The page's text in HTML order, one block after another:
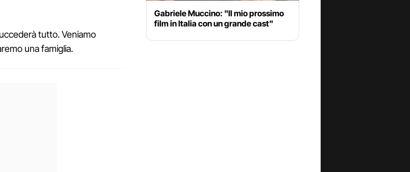
tutto. Veniamo
una famiglia.
Gabriele Muccino: "Il mio prossimo
film in Italia con un grande cast"